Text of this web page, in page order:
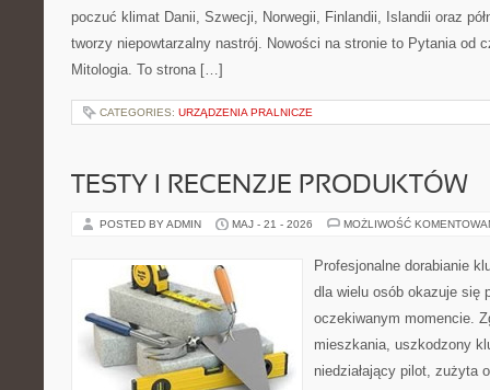
poczuć klimat Danii, Szwecji, Norwegii, Finlandii, Islandii oraz
tworzy niepowtarzalny nastrój. Nowości na stronie to Pytania od
Mitologia. To strona […]
CATEGORIES: URZĄDZENIA PRALNICZE
TESTY I RECENZJE PRODUKTÓW
POSTED BY ADMIN MAJ - 21 - 2026 MOŻLIWOŚĆ
Profesjonalne dorabianie
dla wielu osób okazuje się
oczekiwanym momencie.
mieszkania, uszkodzony
niedziałający pilot, zużyta